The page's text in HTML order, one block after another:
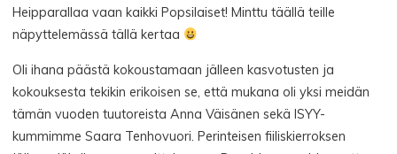
Heipparallaa vaan kaikki Popsilaiset! Minttu täällä teille
näpyttelemässä tällä kertaa
Oli ihana päästä kokoustamaan jälleen kasvotusten ja
kokouksesta tekikin erikoisen se, että mukana oli yksi meidän
tämän vuoden tuutoreista Anna Väisänen sekä ISYY-
kummimme Saara Tenhovuori. Perinteisen fiiliskierroksen